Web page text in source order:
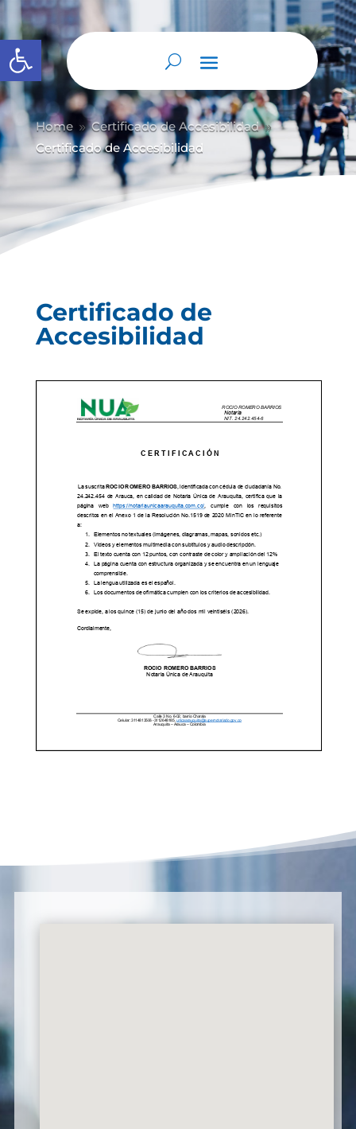
Abrir barra de herramientas
Home 9 Certificado de Accesibilidad 9
Certificado de Accesibilidad
Certificado de
Accesibilidad